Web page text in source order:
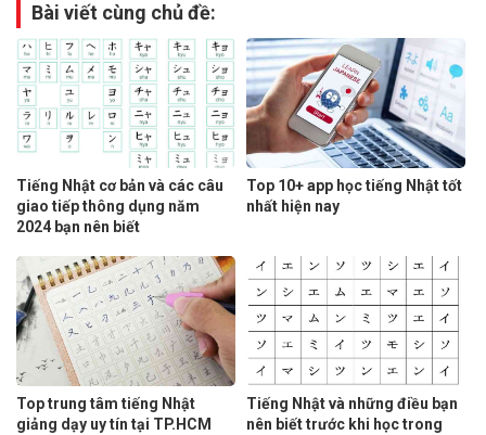
Bài viết cùng chủ đề:
Tiếng Nhật cơ bản và các câu
giao tiếp thông dụng năm
2024 bạn nên biết
Top 10+ app học tiếng Nhật tốt
nhất hiện nay
Top trung tâm tiếng Nhật
giảng dạy uy tín tại TP.HCM
Tiếng Nhật và những điều bạn
nên biết trước khi học trong